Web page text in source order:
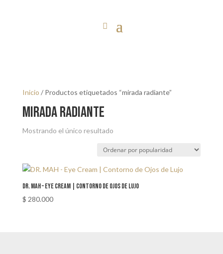
Inicio / Productos etiquetados “mirada radiante”
mirada radiante
Mostrando el único resultado
DR. MAH – Eye Cream | Contorno de Ojos de Lujo
$ 280.000